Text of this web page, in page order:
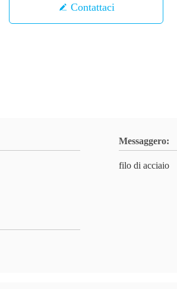
Contattaci
Messaggero:
filo di acciaio